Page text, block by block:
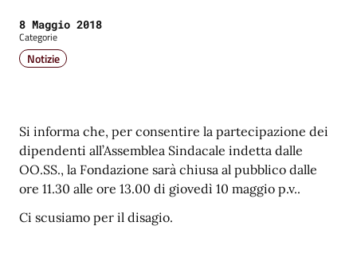
Data:
8 Maggio 2018
Categorie
Notizie
Si informa che, per consentire la partecipazione dei
dipendenti all’Assemblea Sindacale indetta dalle
OO.SS., la Fondazione sarà chiusa al pubblico dalle
ore 11.30 alle ore 13.00 di giovedì 10 maggio p.v..
Ci scusiamo per il disagio.